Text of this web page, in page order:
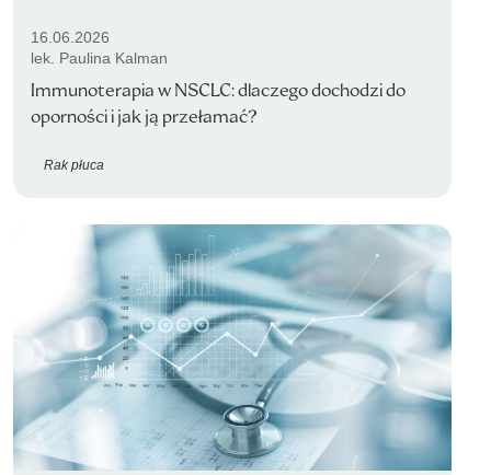
16.06.2026
lek. Paulina Kalman
Immunoterapia w NSCLC: dlaczego dochodzi do
oporności i jak ją przełamać?
Rak płuca